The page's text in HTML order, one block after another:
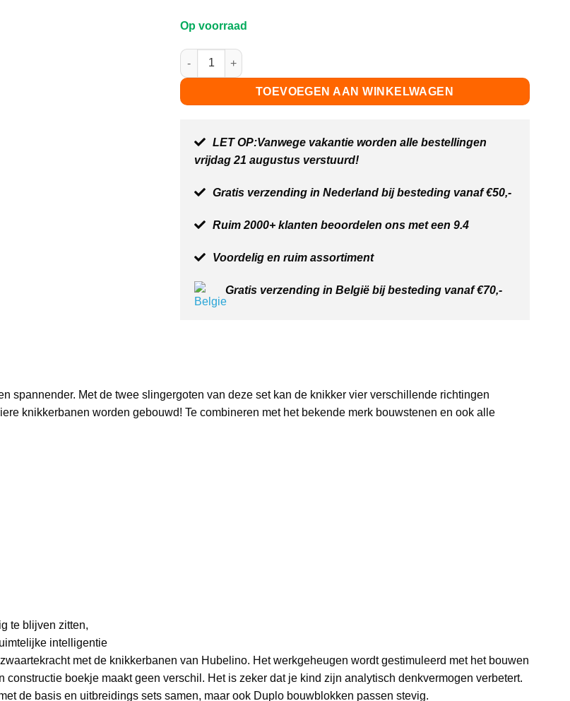
was:
€34.95.
Op voorraad
Hubelino knikkerbaan aanvulset met slingergoot - 46 delig aantal
TOEVOEGEN AAN WINKELWAGEN
LET OP:Vanwege vakantie worden alle bestellingen
vrijdag 21 augustus verstuurd!
Gratis verzending in Nederland bij besteding vanaf €50,-
Ruim 2000+ klanten beoordelen ons met een 9.4
Voordelig en ruim assortiment
Gratis verzending in België bij besteding vanaf €70,-
spannender. Met de twee slingergoten van deze set kan de knikker vier verschillende richtingen
knikkerbanen worden gebouwd! Te combineren met het bekende merk bouwstenen en ook alle
te blijven zitten,
intelligentie
met de knikkerbanen van Hubelino. Het werkgeheugen wordt gestimuleerd met het bouwen
boekje maakt geen verschil. Het is zeker dat je kind zijn analytisch denkvermogen verbetert.
de basis en uitbreidings sets samen, maar ook Duplo bouwblokken passen stevig.